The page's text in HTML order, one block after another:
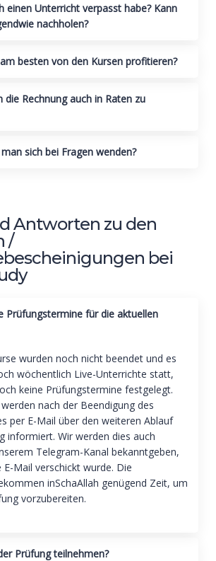
einen Unterricht verpasst habe? Kann
nachholen?
besten von den Kursen profitieren?
die Rechnung auch in Raten zu
sich bei Fragen wenden?
Antworten zu den
/
bei
Prüfungstermine für die aktuellen
wurden noch nicht beendet und es
wöchentlich Live-Unterrichte statt,
keine Prüfungstermine festgelegt.
nach der Beendigung des
per E-Mail über den weiteren Ablauf
informiert. Wir werden dies auch
Telegram-Kanal bekanntgeben,
Mail verschickt wurde. Die
inSchaAllah genügend Zeit, um
vorzubereiten.
Prüfung teilnehmen?